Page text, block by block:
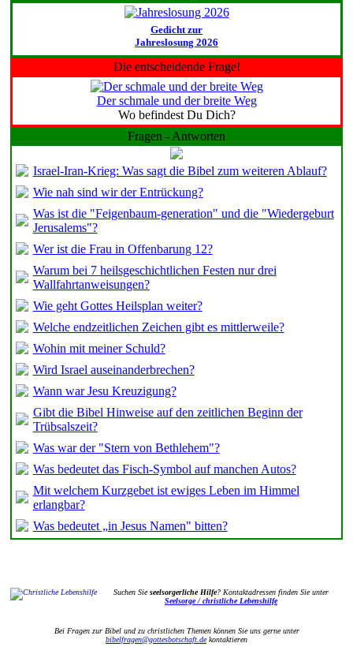
Gedicht zur
Jahreslosung 2026
Die entscheidende Frage!
Der schmale und der breite Weg
Wo befindest Du Dich?
Fragen - Antworten
Israel-Iran-Krieg: Was sagt die Bibel zum weiteren Ablauf?
Wie nah sind wir der Entrückung?
Was ist die "Feigenbaum-generation" und die "Wiedergeburt
Jerusalems"?
Wer ist die Frau in Offenbarung 12?
Warum bei 7 heilsgeschichtlichen Festen nur drei
Wallfahrtanweisungen?
Wie geht Gottes Heilsplan weiter?
Welche endzeitlichen Zeichen gibt es mittlerweile?
Wohin mit meiner Schuld?
Wird Israel auseinanderbrechen?
Wann war Jesu Kreuzigung?
Gibt die Bibel Hinweise auf den zeitlichen Beginn der
Trübsalszeit?
Was war der "Stern von Bethlehem"?
Was bedeutet das Fisch-Symbol auf manchen Autos?
Mit welchem Kurzgebet ist ewiges Leben im Himmel
erlangbar?
Was bedeutet „in Jesus Namen" bitten?
Suchen Sieseelsorgerliche Hilfe? Kontaktadressen finden Sie unter
Seelsorge / christliche Lebenshilfe
Bei Fragen zur Bibel und zu christlichen Themen können Sie uns gerne unter
bibelfragen@gottesbotschaft.dekontaktieren